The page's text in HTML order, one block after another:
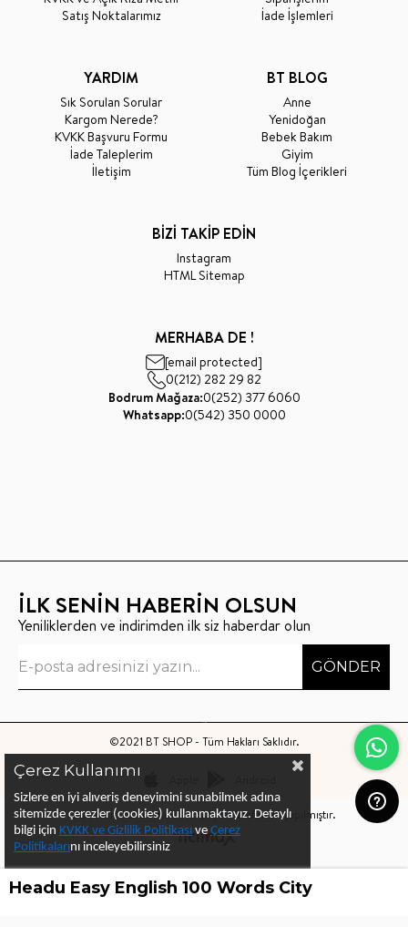
Satış Noktalarımız
İade İşlemleri
YARDIM
Sık Sorulan Sorular
Kargom Nerede?
KVKK Başvuru Formu
İade Taleplerim
İletişim
BT BLOG
Anne
Yenidoğan
Bebek Bakım
Giyim
Tüm Blog İçerikleri
BİZİ TAKİP EDİN
Instagram
HTML Sitemap
MERHABA DE !
[email protected]
0(212) 282 29 82
Bodrum Mağaza:0(252) 377 6060
Whatsapp:0(542) 350 0000
İLK SENİN HABERİN OLSUN
Yeniliklerden ve indirimden ilk siz haberdar olun
GÖNDER
©2021 BT SHOP - Tüm Hakları Saklıdır.
Bu sitenin kurulumuKeyo Digitaltarafından yapılmıştır.
Çerez Kullanımı
Sizlere en iyi alıveriş deneyimini sunabilmek adına
sitemizde çerezler (cookies) kullanmaktayız. Detaylı
bilgi için KVKK ve Gizlilik Politikası ve Çerez
Politikalarını inceleyebilirsiniz
Headu Easy English 100 Words City